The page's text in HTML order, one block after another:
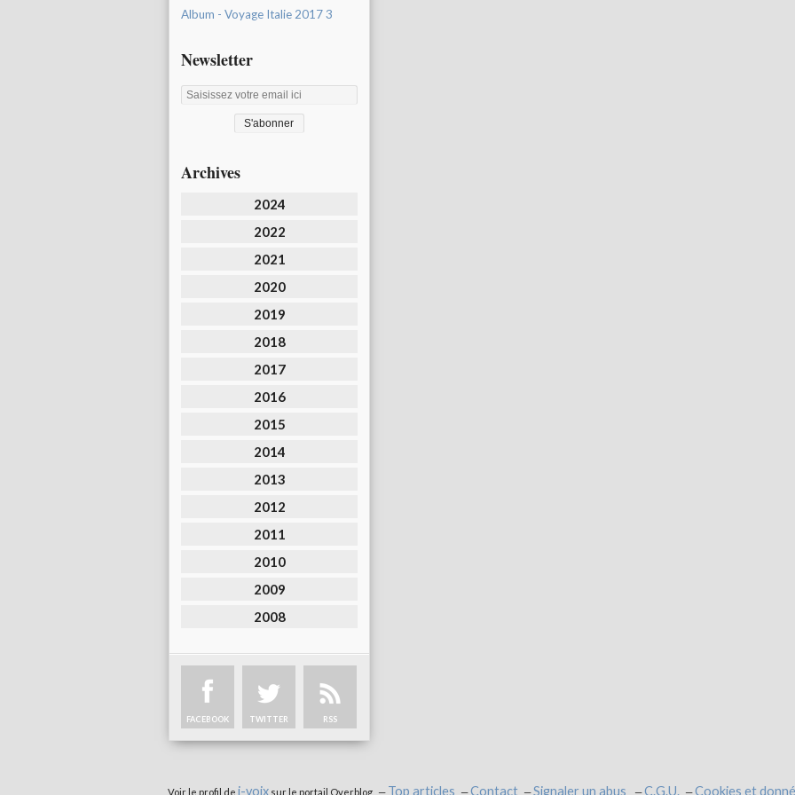
Album - Voyage Italie 2017 3
Newsletter
Archives
2024
2022
2021
2020
2019
2018
2017
2016
2015
2014
2013
2012
2011
2010
2009
2008
FACEBOOK TWITTER RSS
Voir le profil de i-voixsur le portail Overblog Top articles Contact Signaler un abus C.G.U. Cookies et